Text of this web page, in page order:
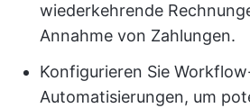
wiederkehrende
Annahme von Zahlungen.
Konfigurieren Sie
Automatisierungen, um